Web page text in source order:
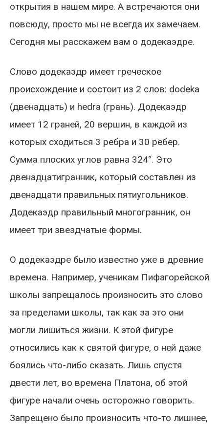
открытия в нашем мире. А встречаются они
повсюду, просто мы не всегда их замечаем.
Сегодня мы расскажем вам о додекаэдре.
Слово додекаэдр имеет греческое
происхождение и состоит из 2 слов: dodeka
(двенадцать) и hedra (грань). Додекаэдр
имеет 12 граней, 20 вершин, в каждой из
которых сходиться 3 ребра и 30 рёбер.
Сумма плоских углов равна 324°. Это
двенадцатигранник, который составлен из
двенадцати правильных пятиугольников.
Додекаэдр правильный многогранник, он
имеет три звездчатые формы.
О додекаэдре было известно уже в древние
времена. Например, ученикам Пифагорейской
школы запрещалось произносить это слово
за пределами школы, так как за это они
могли лишиться жизни. К этой фигуре
относились как к святой фигуре, о ней даже
боялись что-либо сказать. Лишь спустя
двести лет, во времена Платона, об этой
фигуре начали очень осторожно говорить.
Запрещено было произносить что-то лишнее,